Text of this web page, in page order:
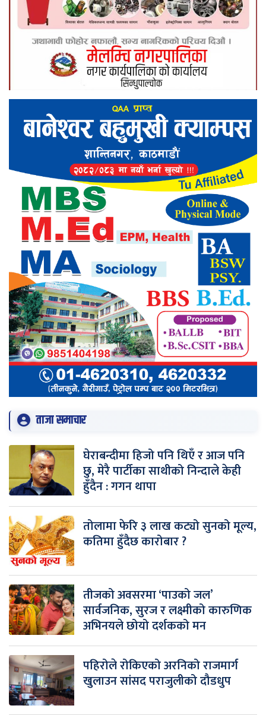
ताजा समाचार
घेराबन्दीमा हिजो पनि थिएँ र आज पनि
छु, मेरै पार्टीका साथीको निन्दाले केही
हुँदैन : गगन थापा
तोलामा फेरि ३ लाख कट्यो सुनको मूल्य,
कतिमा हुँदैछ कारोबार ?
तीजको अवसरमा ‘पाउको जल’
सार्वजनिक, सुरज र लक्ष्मीको कारुणिक
अभिनयले छोयो दर्शकको मन
पहिरोले रोकिएको अरनिको राजमार्ग
खुलाउन सांसद पराजुलीको दौडधुप